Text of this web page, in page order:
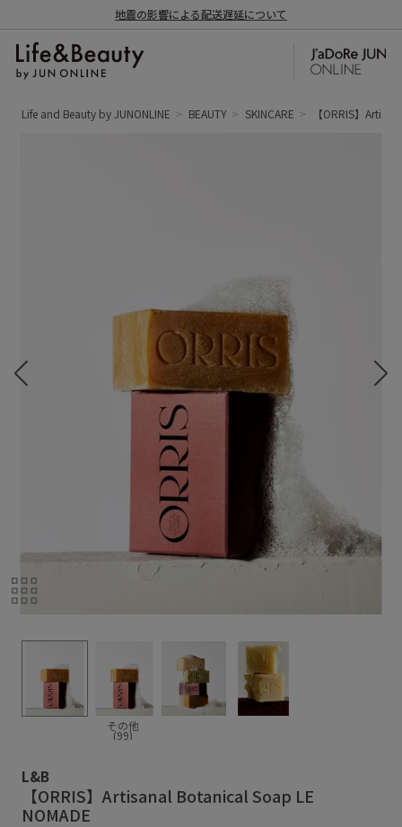
地震の影響による配送遅延について
Life and Beauty by JUNONLINE BEAUTY SKINCARE 【ORRIS】
その他
(99)
L&B
【ORRIS】Artisanal Botanical Soap LE
NOMADE